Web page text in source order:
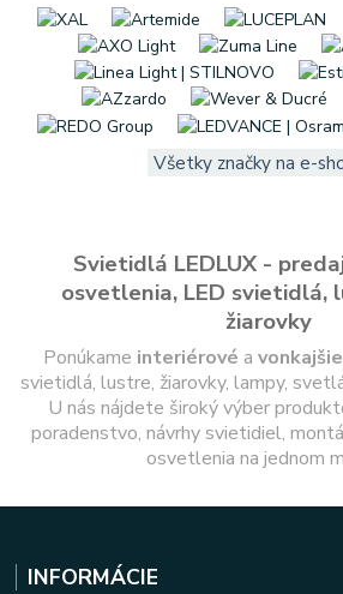
Všetky značky na e-
Svietidlá LEDLUX -
osvetlenia, LED svietidlá,
žiarovky
Ponúkame interiérové a vonkajšie
svietidlá, lustre, žiarovky, lampy,
U nás nájdete široký výber
poradenstvo, návrhy svietidiel,
osvetlenia na jednom
INFORMÁCIE